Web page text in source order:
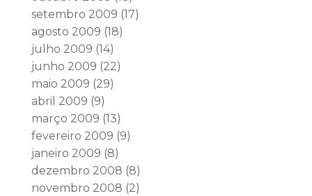
setembro 2009 (17)
agosto 2009 (18)
julho 2009 (14)
junho 2009 (22)
maio 2009 (29)
abril 2009 (9)
março 2009 (13)
fevereiro 2009 (9)
janeiro 2009 (8)
dezembro 2008 (8)
novembro 2008 (2)